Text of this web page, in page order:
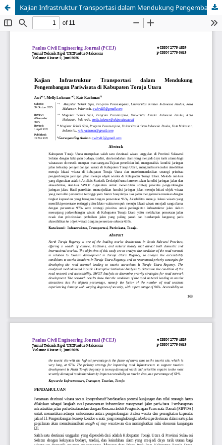
Kajian Infrastruktur Transportasi dalam Mendukung Pengembangan Pariwisata di Kabupaten Toraja Utara